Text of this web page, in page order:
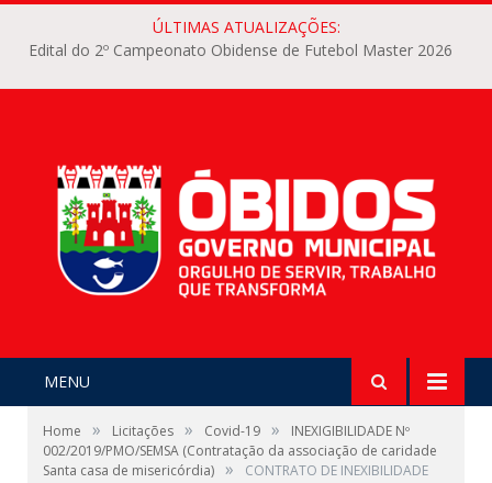
ÚLTIMAS ATUALIZAÇÕES:
Edital do 2º Campeonato Obidense de Futebol Master 2026
MENU
Home » Licitações » Covid-19 »
INEXIGIBILIDADE Nº
002/2019/PMO/SEMSA (Contratação da associação de caridade
Santa casa de misericórdia) » CONTRATO DE INEXIBILIDADE